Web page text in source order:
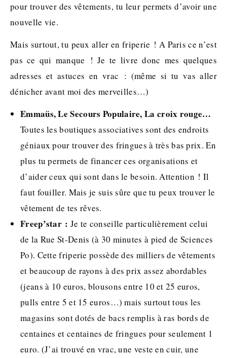
pour trouver des vêtements, tu leur permets d’avoir une
nouvelle vie.
Mais surtout, tu peux aller en friperie ! A Paris ce n’est
pas ce qui manque ! Je te livre donc mes quelques
adresses et astuces en vrac : (même si tu vas aller
dénicher avant moi des merveilles…)
Emmaüs, Le Secours Populaire, La croix rouge…
Toutes les boutiques associatives sont des endroits
géniaux pour trouver des fringues à très bas prix. En
plus tu permets de financer ces organisations et
d’aider ceux qui sont dans le besoin. Attention ! Il
faut fouiller. Mais je suis sûre que tu peux trouver le
vêtement de tes rêves.
Freep’star : Je te conseille particulièrement celui
de la Rue St-Denis (à 30 minutes à pied de Sciences
Po). Cette friperie possède des milliers de vêtements
et beaucoup de rayons à des prix assez abordables
(jeans à 10 euros, blousons entre 10 et 25 euros,
pulls entre 5 et 15 euros…) mais surtout tous les
magasins sont dotés de bacs remplis à ras bords de
centaines et centaines de fringues pour seulement 1
euro. (J’ai trouvé en vrac, une veste en cuir, une